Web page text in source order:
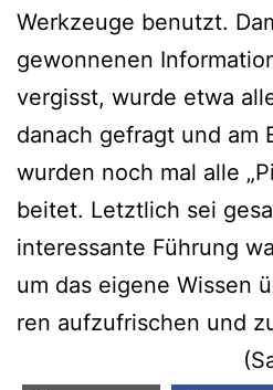
Werk­zeu­ge benutzt.
gewon­ne­nen
ver­gisst, wur­de etwa
danach gefragt und am
wur­den noch mal alle
bei­tet. Letzt­lich sei
inter­es­san­te Füh­rung
um das eige­ne Wis­sen
ren auf­zu­fri­schen und